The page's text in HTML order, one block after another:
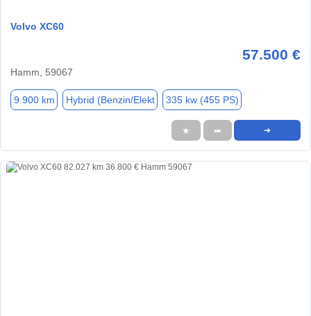
Volvo XC60
57.500 €
Hamm, 59067
9.900 km Hybrid (Benzin/Elekt 335 kw (455 PS)
★ ➦ ➜